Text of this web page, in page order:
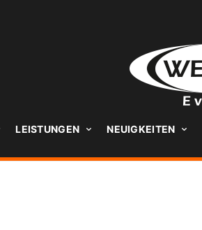
LEISTUNGEN NEUIGKEITEN